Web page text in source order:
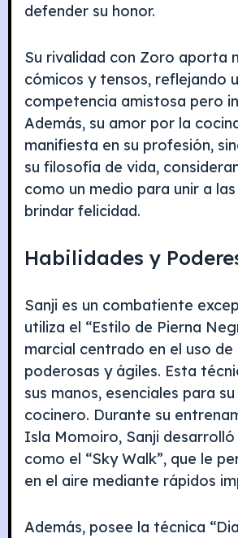
defender su honor.
Su rivalidad con Zoro aporta
cómicos y tensos, reflejando
competencia amistosa pero
Además, su amor por la
manifiesta en su profesión,
su filosofía de vida,
como un medio para unir a
brindar felicidad.
Habilidades y
Sanji es un combatiente
utiliza el “Estilo de Pierna
marcial centrado en el uso
poderosas y ágiles. Esta
sus manos, esenciales para
cocinero. Durante su
Isla Momoiro, Sanji desarrolló
como el “Sky Walk”, que le
en el aire mediante rápidos
Además, posee la técnica